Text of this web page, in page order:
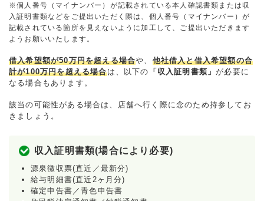
※個人番号（マイナンバー）が記載されている本人確認書類または収
入証明書類などをご提出いただく際は、個人番号（マイナンバー）が
記載されている箇所を見えないように加工して、ご提出いただきます
ようお願いいたします。
借入希望額が50万円を超える場合や、 他社借入と借入希望額の合
計が100万円を超える場合は、以下の 「収入証明書類」が必要に
なる場合もあります。
該当の可能性がある場合は、店舗へ行く際に念のため持参してお
きましょう。
収入証明書類(場合により必要)
源泉徴収票(直近／最新分)
給与明細書(直近2ヶ月分)
確定申告書／青色申告書